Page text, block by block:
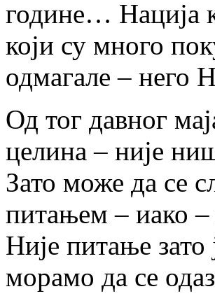
године… Нација
који су много
одмагале – него
Од тог давног
целина – није
Зато може да се
питањем – иако
Није питање зато
морамо да се